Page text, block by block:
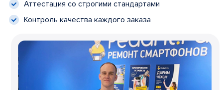
Аттестация со строгими стандартами
Контроль качества каждого заказа